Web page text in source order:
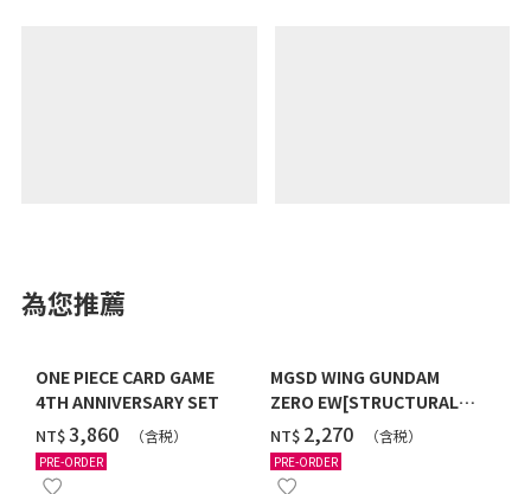
為您推薦
ONE PIECE CARD GAME
4TH ANNIVERSARY SET
NT$‌3,860 （含税）
PRE-ORDER
MGSD WING GUNDAM
ZERO EW[STRUCTURAL
COATING/BLACK] [2026年
12月發送]
NT$ ‌2,270 （含税）
PRE-ORDER